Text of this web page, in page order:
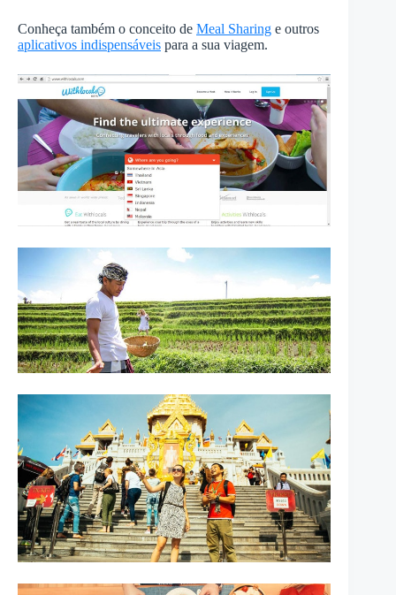
Conheça também o conceito de Meal Sharing e outros
aplicativos indispensáveis para a sua viagem.